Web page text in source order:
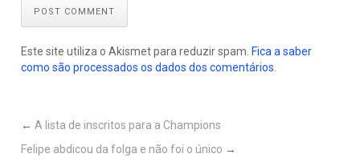
POST COMMENT
Este site utiliza o Akismet para reduzir spam. Fica a saber
como são processados os dados dos comentários
← A lista de inscritos para a Champions
Felipe abdicou da folga e não foi o único →